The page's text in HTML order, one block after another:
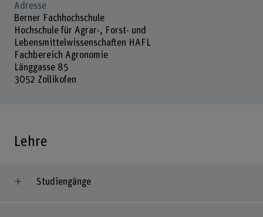
Adresse
Berner Fachhochschule
Hochschule für Agrar-, Forst- und
Lebensmittelwissenschaften HAFL
Fachbereich Agronomie
Länggasse 85
3052 Zollikofen
Lehre
Studiengänge